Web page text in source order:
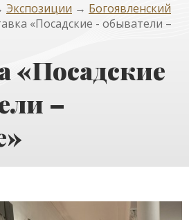
Экспозиции → Богоявленский
«Посадские - обыватели –
«Посадские
–